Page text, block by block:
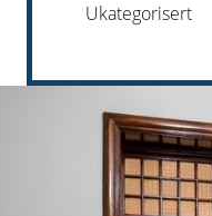
Ukategorisert